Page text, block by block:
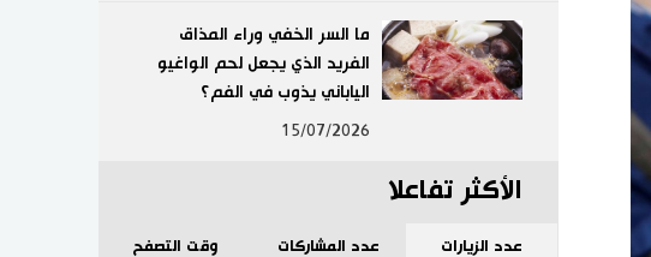
ما السر الخفي وراء المذاق
الفريد الذي يجعل لحم الواغيو
الياباني يذوب في الفم؟
15/07/2026
الأكثر تفاعلا
عدد الزيارات عدد المشاركات وقت التصفح